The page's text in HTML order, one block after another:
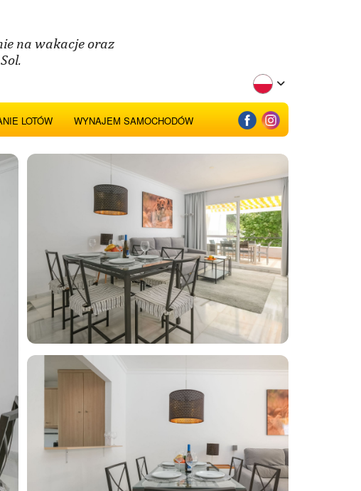
na wakacje oraz
LOTÓW WYNAJEM SAMOCHODÓW